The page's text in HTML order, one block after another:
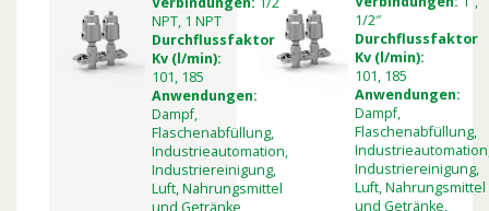
NPT, 1 NPT
Durchflussfaktor
Kv (l/min):
101, 185
Anwendungen:
Dampf,
Flaschenabfüllung,
Industrieautomation,
Industriereinigung,
Luft, Nahrungsmittel
und Getränke,
1/2″
Durchflussfaktor
Kv (l/min):
101, 185
Anwendungen:
Dampf,
Flaschenabfüllung,
Industriereinigung,
Luft, Nahrungsmittel
und Getränke,